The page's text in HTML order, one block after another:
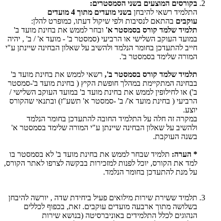
בקורסים המוצעים בשני הסמסטרים:
התלמיד רשאי להיבחן
בשני מועדים מתוך 4 מועדים
עוקבים בהתאם לנסיבות ולפי שיקול דעתו, כמופרט להלן:
תלמיד שלמד קורס בסמסטר א' ובחר לממש את בחינת מועד ב'
במועד העוקב השלישי או הרביעי (סמסטר ב' - מועד א' / ב' , יהיה
חייב להתעדכן בחומר הנלמד ולהשיב על שאלון הבחינה שיינתן ע"י
המורה שלימד בסמסטר ב'.
תלמיד שלמד קורס בסמסטר ב', רשאי לממש את בחינת מועד ב'
בבחינה המתקיימת במהלך חופשת הקיץ ( בחינת מועד ב'-סמסטר
ב') או לחילופין לממש את בחינת מועד ב' במועד העוקב השלישי /
הרביעי ( בחינת מועד א'/ ב' -סמסטר א' תשע"ז) ובתנאי שהקורס
יוצע.
במקרה זה חלה על התלמיד החובה להתעדכן בחומר הנלמד
ולהשיב על שאלון הבחינה שיינתן ע"י המורה שלימד בסמסטר א'
בשנה העוקבת.
* הערה: תלמיד שבחר לממש את בחינת מועד ב' לא בסמסטר בו
למד את הקורס, יוכל לפנות למזכירות בבקשה לצרפו לאתר הקורס,
על מנת להתעדכן בחומר הנלמד.
תלמיד ששירת שירות מילואים פעיל ביחידת שדה , יורשה להיבחן
בשלושה מתוך ארבעה מועדים עוקבים. זאת, בכפוף לכללים
הנהוגים לכלל התלמידים באוניברסיטה (בנושא שירות